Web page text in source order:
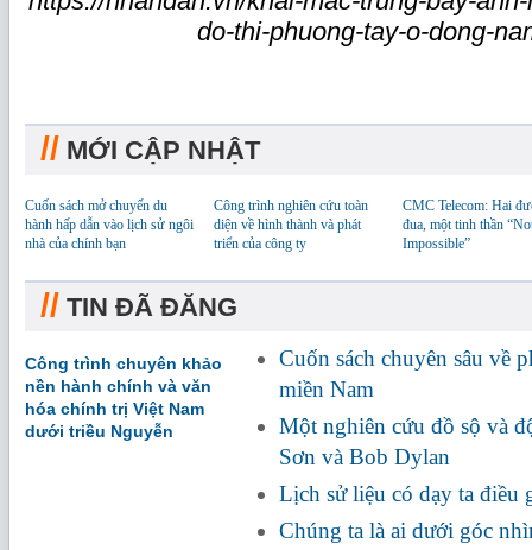
do-thi-phuong-tay-o-dong-
// MỚI CẬP NHẬT
Cuốn sách mở chuyến du
hành hấp dẫn vào lịch sử ngôi
nhà của chính bạn
Công trình nghiên cứu toàn
diện về hình thành và phát
triển của công ty
CMC Telecom: Hai
đua, một tinh thần
Impossible”
// TIN ĐÃ ĐĂNG
Công trình chuyên khảo
nền hành chính và văn
hóa chính trị Việt Nam
dưới triều Nguyễn
Cuốn sách chuyên sâu về
miền Nam
Một nghiên cứu đồ sộ và
Sơn và Bob Dylan
Lịch sử liệu có dạy ta điều
Chúng ta là ai dưới góc